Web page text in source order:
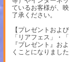
ているお客様が、
了承ください。
【プレゼントおよ
「リアフェス」・
『プレゼント』お
くことになりました